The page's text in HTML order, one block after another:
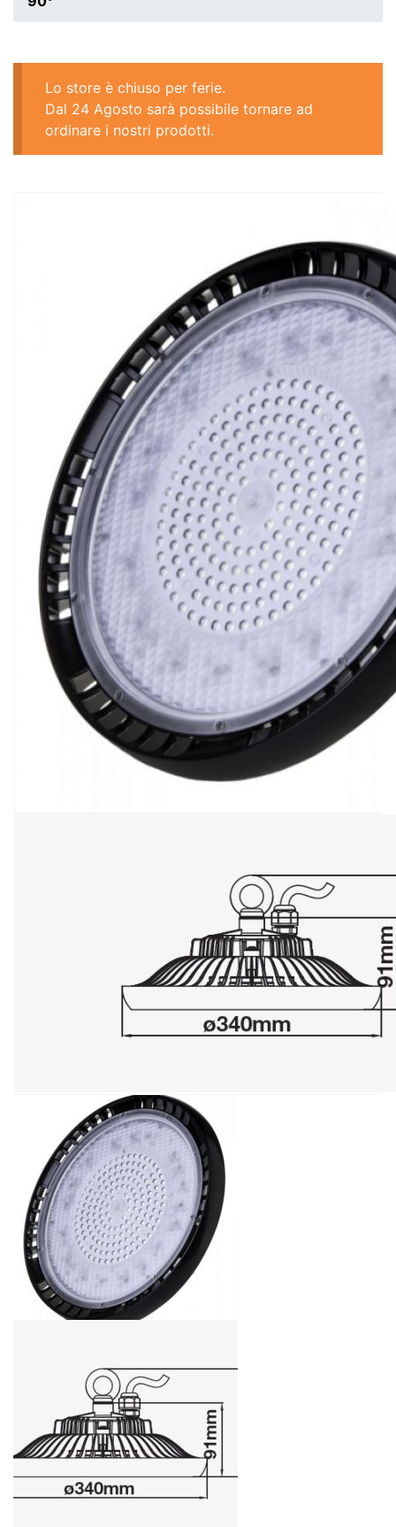
Lo store è chiuso per ferie.
Dal 24 Agosto sarà possibile tornare ad
ordinare i nostri prodotti.